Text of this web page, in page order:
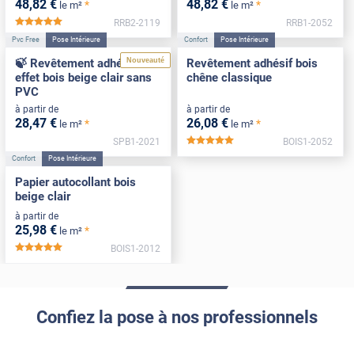
48,82 € le m² *
RRB2-2119
48,82 € le m² *
RRB1-2052
Nouveauté
Pvc Free Pose Intérieure
🍃 Revêtement adhésif
effet bois beige clair sans
PVC
à partir de
28,47 € le m² *
SPB1-2021
Confort Pose Intérieure
Revêtement adhésif bois
chêne classique
à partir de
26,08 € le m² *
BOIS1-2052
Confort Pose Intérieure
Papier autocollant bois
beige clair
à partir de
25,98 € le m² *
*****
BOIS1-2012
Confiez la pose à nos professionnels